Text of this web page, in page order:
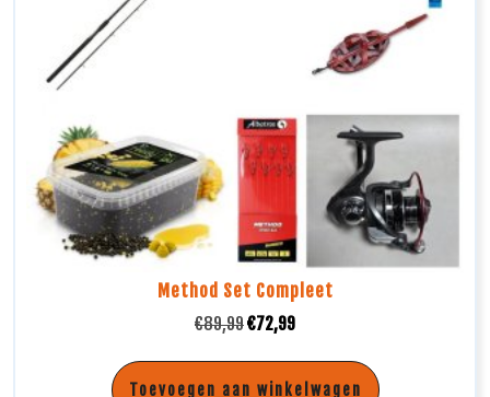
Method Set Compleet
€89,99€72,99
Toevoegen aan winkelwagen